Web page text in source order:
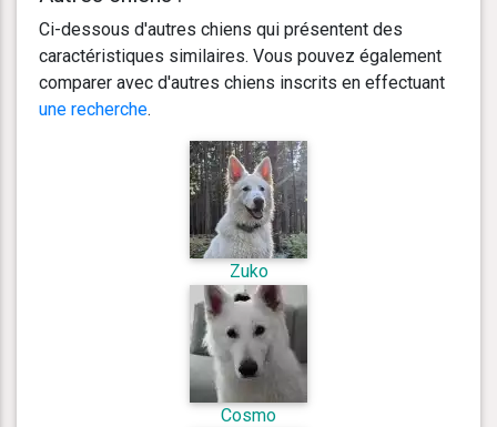
Ci-dessous d'autres chiens qui présentent des
caractéristiques similaires. Vous pouvez également
comparer avec d'autres chiens inscrits en effectuant
une recherche.
Zuko
Cosmo